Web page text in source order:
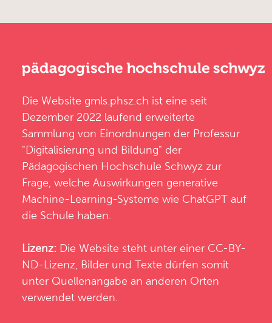
Die Website gmls.phsz.ch ist eine seit
Dezember 2022 laufend erweiterte
Sammlung von Einordnungen der Professur
"Digitalisierung und Bildung" der
Pädagogischen Hochschule Schwyz zur
Frage, welche Auswirkungen generative
Machine-Learning-Systeme wie ChatGPT auf
die Schule haben.
Lizenz: Die Website steht unter einer CC-BY-
ND-Lizenz, Bilder und Texte dürfen somit
unter Quellenangabe an anderen Orten
verwendet werden.